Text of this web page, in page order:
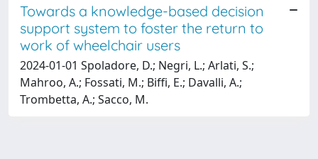
Towards a knowledge-based decision
support system to foster the return to
work of wheelchair users
2024-01-01 Spoladore, D.; Negri, L.; Arlati, S.;
Mahroo, A.; Fossati, M.; Biffi, E.; Davalli, A.;
Trombetta, A.; Sacco, M.